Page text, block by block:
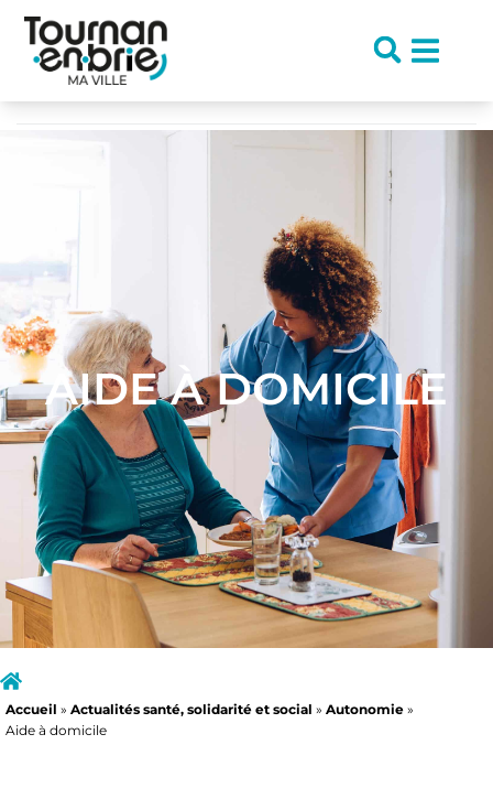
principal
AIDE À DOMICILE
Accueil » Actualités santé, solidarité et social » Autonomie »
Aide à domicile